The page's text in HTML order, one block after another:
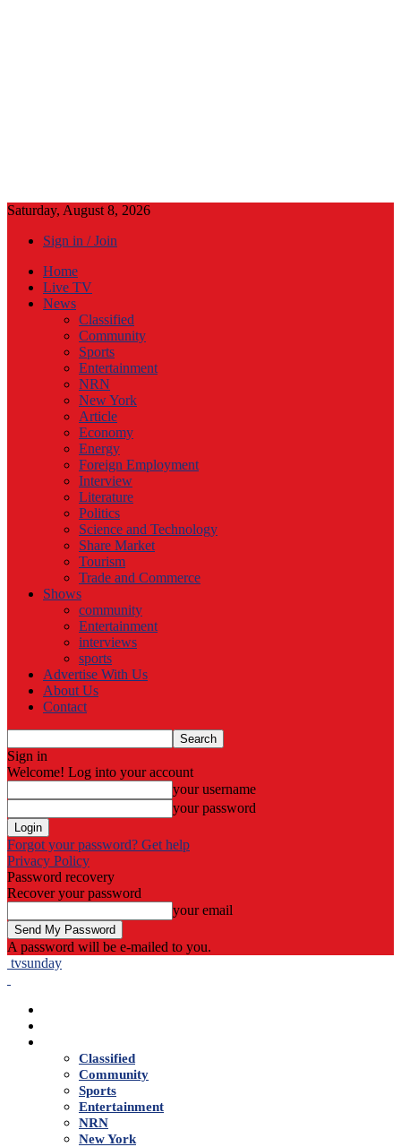
Saturday, August 8, 2026
Sign in / Join
Home
Live TV
News
Classified
Community
Sports
Entertainment
NRN
New York
Article
Economy
Energy
Foreign Employment
Interview
Literature
Politics
Science and Technology
Share Market
Tourism
Trade and Commerce
Shows
community
Entertainment
interviews
sports
Advertise With Us
About Us
Contact
Sign in
Welcome! Log into your account
your username
your password
Forgot your password? Get help
Privacy Policy
Password recovery
Recover your password
your email
A password will be e-mailed to you.
tvsunday
Classified
Community
Sports
Entertainment
NRN
New York